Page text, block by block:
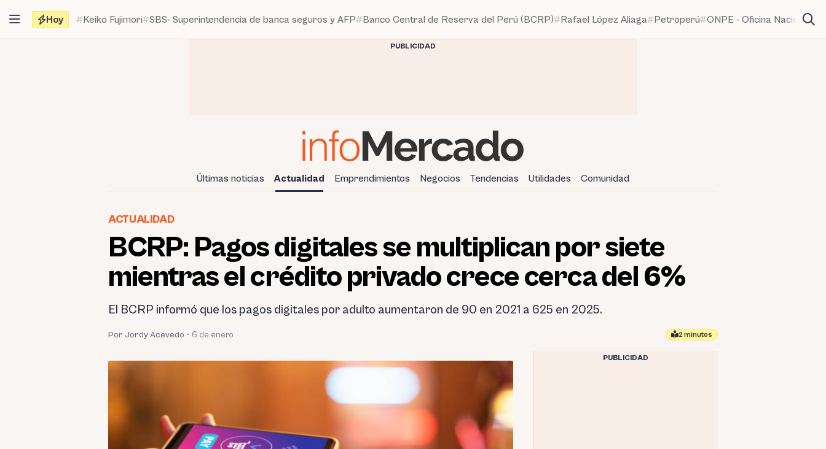
contenido
Hoy Keiko Fujimori SBS- Superintendencia de banca seguros y AFP Banco Central de Reserva del Perú (BCRP) Rafael López Aliaga Petroperú ONPE - Oficina Nacional
PUBLICIDAD
Últimas noticias Actualidad Emprendimientos Negocios Tendencias Utilidades Comunidad
ACTUALIDAD
BCRP: Pagos digitales se multiplican por siete
mientras el crédito privado crece cerca del 6%
El BCRP informó que los pagos digitales por adulto aumentaron de 90 en 2021 a 625 en 2025.
Por Jordy Acevedo • 6 de enero 2 minutos
PUBLICIDAD